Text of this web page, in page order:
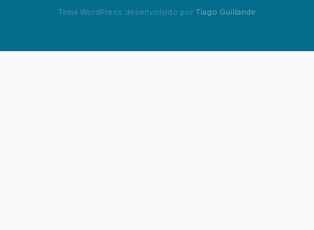
Tema WordPress desenvolvido por Tiago Guillande